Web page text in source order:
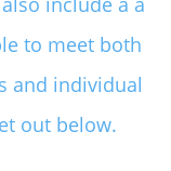
to meet both
and individual
out below.